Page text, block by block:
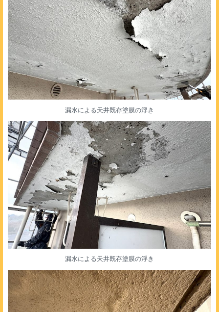
漏水による天井既存塗膜の浮き
漏水による天井既存塗膜の浮き